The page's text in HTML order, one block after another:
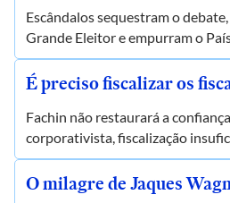
Escândalos sequestram o
Grande Eleitor e empurram o
É preciso fiscalizar os
Fachin não restaurará a
corporativista, fiscalização
O milagre de Jaques